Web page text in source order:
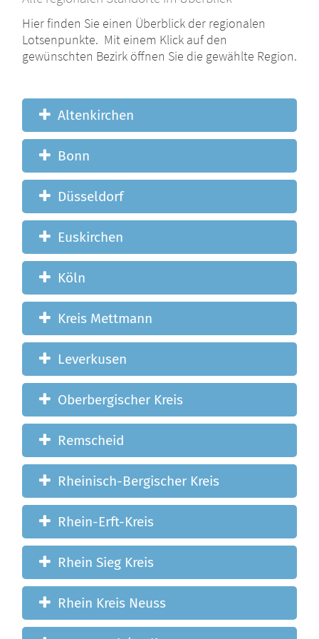
Hier finden Sie einen Überblick der regionalen
Lotsenpunkte. Mit einem Klick auf den
gewünschten Bezirk öffnen Sie die gewählte Region.
Altenkirchen
Bonn
Düsseldorf
Euskirchen
Köln
Kreis Mettmann
Leverkusen
Oberbergischer Kreis
Remscheid
Rheinisch-Bergischer Kreis
Rhein-Erft-Kreis
Rhein Sieg Kreis
Rhein Kreis Neuss